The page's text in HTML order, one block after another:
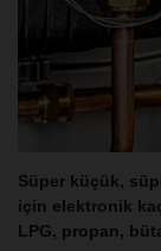
Süper küçük,
için elektronik
LPG, propan,